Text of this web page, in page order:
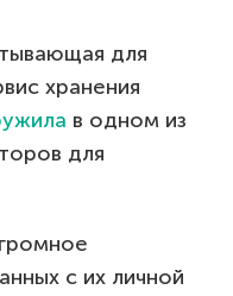
для
хранения
в одном из
для
с их личной